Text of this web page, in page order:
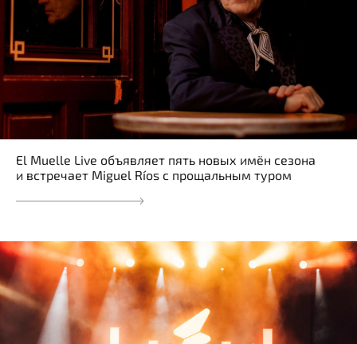
El Muelle Live объявляет пять новых имён сезона
и встречает Miguel Ríos с прощальным туром